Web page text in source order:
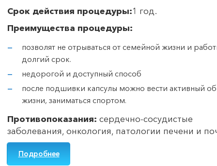
Срок действия процедуры:1 год.
Преимущества процедуры:
позволят не отрываться от семейной жизни и
долгий срок.
недорогой и доступный способ
после подшивки капсулы можно вести активный
жизни, заниматься спортом.
Противопоказания: сердечно-сосудистые
заболевания, онкология, патологии печени и
Подробнее